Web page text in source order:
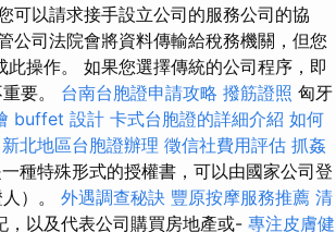
可以請求接手設立公司的服務公司的協
公司法院會將資料傳輸給稅務機關，但您
此操作。 如果您選擇傳統的公司程序，即
要。 台南台胞證申請攻略 撥筋證照 匈牙
buffet 設計 卡式台胞證的詳細介紹 如何
新北地區台胞證辦理 徵信社費用評估 抓姦
種特殊形式的授權書，可以由國家公司登
）。 外遇調查秘訣 豐原按摩服務推薦 清
，以及代表公司購買房地產或- 專注皮膚健